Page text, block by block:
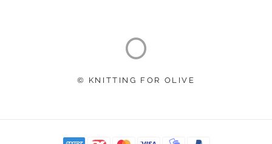
© KNITTING FOR OLIVE